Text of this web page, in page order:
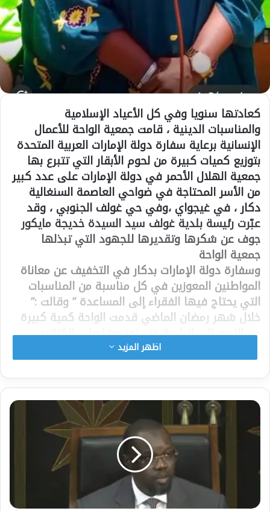
كعادتها سنويا وفي كل الأعياد الإسلامية
والمناسبات الدينية ، قامت جمعية الواحة للأعمال
الإنسانية برعاية سفارة دولة الإمارات العربية المتحدة
بتوزيع كميات كبيرة من لحوم الأبقار التي تتبرع بها
جمعية الهلال الأحمر في دولة الإمارات على عدد كبير
من الأسر المحتاجة في ضواحي العاصمة السنغالية
دكار ، في غيجواي ،وفي حي غولف الجنوبي ، وقد
عبّرت رئيسة بلدية غولف سيد السيدة خديجة مايكور
جوف عن شكرها وتقديرها للجهود التي تبذلها
جمعية الواحة
وسفارة دولة الإمارات بدكار في التخفيف عن معاناة
المواطنين المعوزين في كل مناسبة من المناسبات
التي يحتاج فيها الفقراء إلى المساعدة ” وقالت :”
خلال شهر رمضان الماضي قدمت الواحة كمية كبيرة
من التمور إلى البلدية وتم توزيعها على الكتاتيب
القرآنية التي كانت في أمس الحاجة إليها ،وكذلك
بعض الأسر المحتاجة “
ونوهت رئيسة بلدية غولف بدور الإمارات العربية
المتحدة في مجال التنمية والعمل الإجتماعي الذي
وصل آثاره إلى حينا “غولف سيد ” عن طريق جمعية
الواحة التي أدوارها في هذا المجال مشهودة ، إذ
تقوم هذه الجمعية بتقديم مساعدات متنوعة لأهالي
هذه المنطقة وغيرها “
وأضافت السيدة العمدة :” لذلك أدعو السلطات
الوطنية إلى مساندة ” الواحة ” في أعمالها والسعي
الدائم إلى تسهيل هذه الأعمال بإيجاد شركاء يقفون
اظهر المزيد